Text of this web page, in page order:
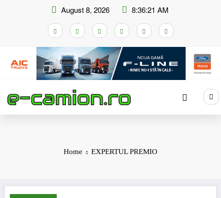
August 8, 2026 8:36:22 AM
Home EXPERTUL PREMIO